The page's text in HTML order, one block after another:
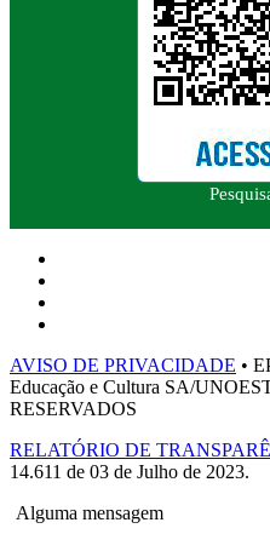
AVISO DE PRIVACIDADE •
Educação e Cultura SA/
RESERVADOS
RELATÓRIO DE
14.611 de 03 de Julho de 2023.
Alguma mensagem